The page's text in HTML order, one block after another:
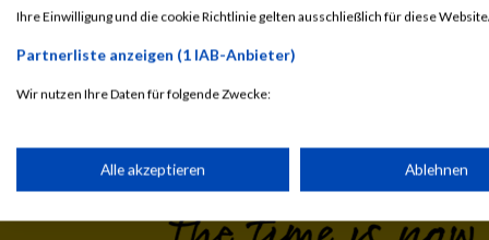
Laufsport Anmeldung
Ihre Einwilligung und die cookie Richtlinie gelten ausschließlich für diese
Partnerliste anzeigen (1 IAB-Anbieter)
Wir nutzen Ihre Daten für folgende Zwecke:
Speichern von oder Zugriff auf Informationen auf einem
Verwendung reduzierter Daten zur Auswahl von
Alle akzeptieren Ablehnen